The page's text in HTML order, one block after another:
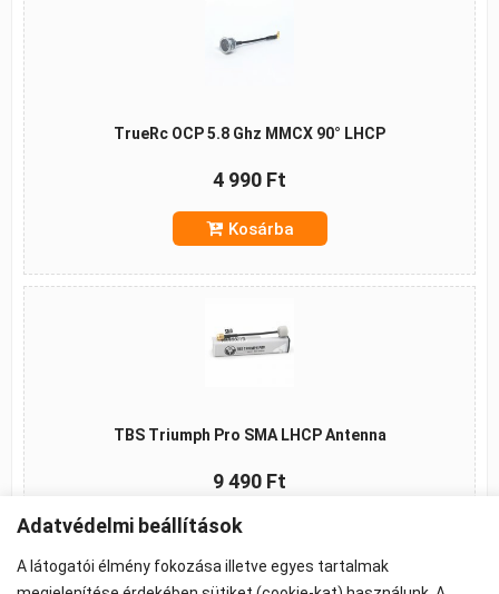
TrueRc OCP 5.8 Ghz MMCX 90° LHCP
4 990 Ft
Kosárba
TBS Triumph Pro SMA LHCP Antenna
9 490 Ft
Kosárba
Adatvédelmi beállítások
A látogatói élmény fokozása illetve egyes tartalmak